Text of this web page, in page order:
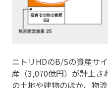
ニトリHDのB/Sの資産サ
産（3,070億円）が計上さ
の土地や建物のほか、物